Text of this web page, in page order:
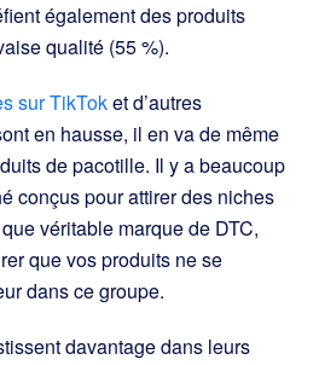
également des produits
qualité (55 %).
sur TikToket d’autres
en hausse, il en va de même
de pacotille. Il y a beaucoup
conçus pour attirer des niches
véritable marque de DTC,
que vos produits ne se
dans ce groupe.
davantage dans leurs